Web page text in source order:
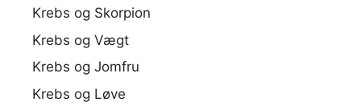
Krebs og Skorpion
Krebs og Vægt
Krebs og Jomfru
Krebs og Løve